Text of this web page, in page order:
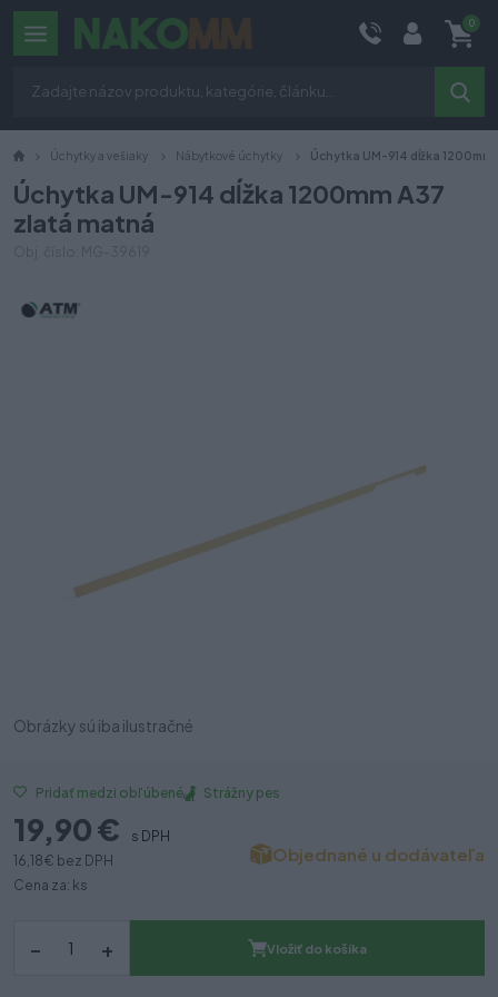
0
Úchytky a vešiaky Nábytkové úchytky Úchytka UM-914 dĺžka
Úchytka UM-914 dĺžka 1200mm A37
zlatá matná
Obrázky sú iba ilustračné
Pridať medzi obľúbené Strážny pes
19,90 €
s DPH
16,18 € bez DPH
Cena za: ks
Objednané u dodávateľa
– + Vložiť do košíka